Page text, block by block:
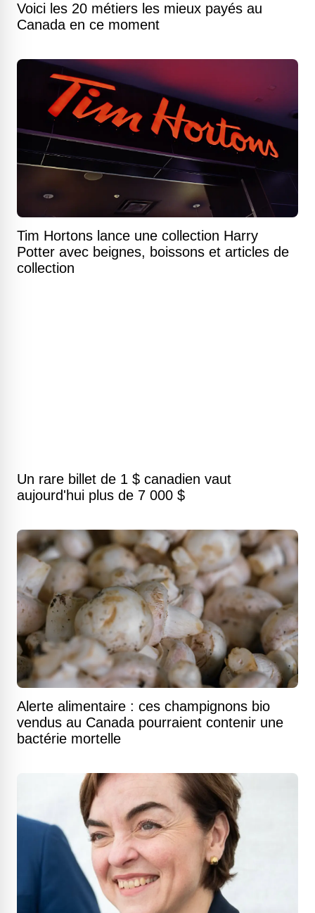
Voici les 20 métiers les mieux payés au
Canada en ce moment
Tim Hortons lance une collection Harry
Potter avec beignes, boissons et articles de
collection
Un rare billet de 1 $ canadien vaut
aujourd'hui plus de 7 000 $
Alerte alimentaire : ces champignons bio
vendus au Canada pourraient contenir une
bactérie mortelle